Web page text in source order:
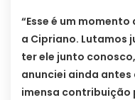
“Esse é um
a Cipriano. Lutamos
ter ele junto
anunciei ainda antes
imensa contribuição